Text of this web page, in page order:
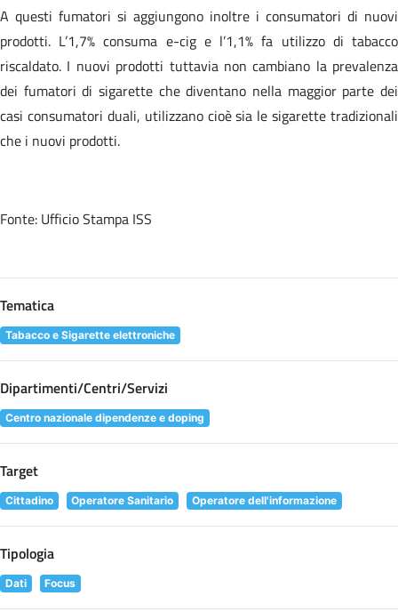
A questi fumatori si aggiungono inoltre i consumatori di nuovi
prodotti. L’1,7% consuma e-cig e l’1,1% fa utilizzo di tabacco
riscaldato. I nuovi prodotti tuttavia non cambiano la prevalenza
dei fumatori di sigarette che diventano nella maggior parte dei
casi consumatori duali, utilizzano cioè sia le sigarette tradizionali
che i nuovi prodotti.
Fonte: Ufficio Stampa ISS
Tematica
Tabacco e Sigarette elettroniche
Dipartimenti/Centri/Servizi
Centro nazionale dipendenze e doping
Target
Cittadino Operatore Sanitario Operatore dell'informazione
Tipologia
Dati Focus